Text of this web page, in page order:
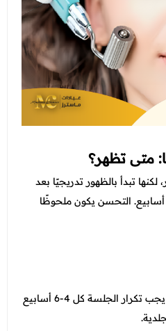
متى تظهر؟
تبدأ بالظهور تدريجيًا بعد
جلسات، عادة من 2 إلى 4 أسابيع. التحسن يكون ملحوظًا
للحصول على نتائج مستدامة، يجب تكرار الجلسة كل 4-6 أسابيع